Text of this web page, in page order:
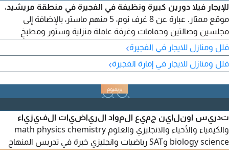
للإيجار فيلا دورين كبيرة ونظيفة في الفجيرة في منطقة مريشيد،
موقع ممتاز. عبارة عن 8 غرف نوم، 5 منهم ماستر، بالإضافة إلى
مجلسين وصالتين وحمامات وغرفة عاملة منزلية وستور ومطبخ
وحوش كبير. المكيفات موجودة. مطلوب 140 ألف درهم سنوياً.
فلل ومنازل للايجار في الفجيرة›
فلل ومنازل للايجار في إمارة الفجيرة›
تدريس اونلاين جميع المواد الرياضيات الفيزياء
والكيمياء والأحياء والانجليزي والعلوم math physics chemistry
biology science وSAT رياضيات وانجليزي خبرة في تدريس المنهاج